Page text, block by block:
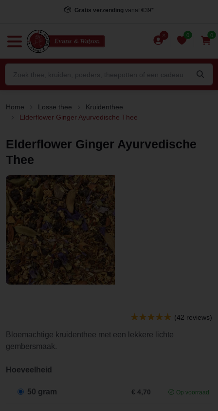
Gratis verzending vanaf €39*
0 0
Home Losse thee
Kruidenthee
Elderflower Ginger Ayurvedische Thee
Elderflower Ginger Ayurvedische
Thee
(42 reviews)
Bloemachtige kruidenthee met een lekkere lichte
gembersmaak.
Hoeveelheid
50 gram € 4,70 Op voorraad